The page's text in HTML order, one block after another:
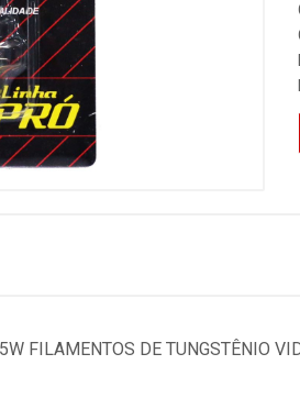
FILAMENTOS DE TUNGSTÊNIO